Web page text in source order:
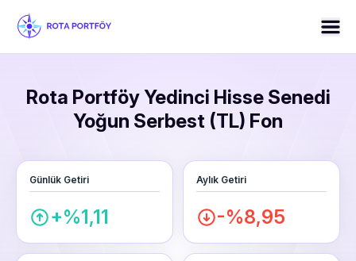
Rota Portföy Yedinci Hisse Senedi
Yoğun Serbest (TL) Fon
Günlük Getiri
+%1,11
Aylık Getiri
-%8,95